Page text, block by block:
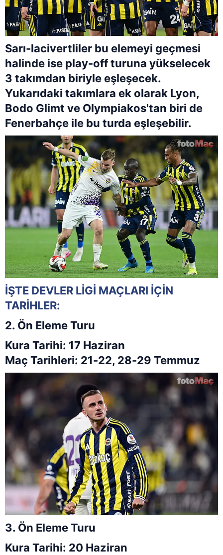
Sarı-lacivertliler bu elemeyi geçmesi
halinde ise play-off turuna yükselecek
3 takımdan biriyle eşleşecek.
Yukarıdaki takımlara ek olarak Lyon,
Bodo Glimt ve Olympiakos'tan biri de
Fenerbahçe ile bu turda eşleşebilir.
İŞTE DEVLER LİGİ MAÇLARI İÇİN
TARİHLER:
2. Ön Eleme Turu
Kura Tarihi: 17 Haziran
Maç Tarihleri: 21-22, 28-29 Temmuz
3. Ön Eleme Turu
Kura Tarihi: 20 Haziran